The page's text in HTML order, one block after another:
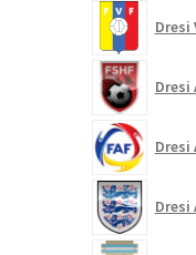
Dresi
Dresi
Dresi
Dresi